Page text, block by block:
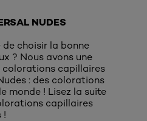
NUDES
choisir la bonne
? Nous avons une
colorations capillaires
: des colorations
monde ! Lisez la suite
capillaires
!